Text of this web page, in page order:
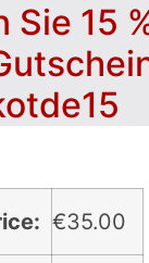
Sie 15
€35.00